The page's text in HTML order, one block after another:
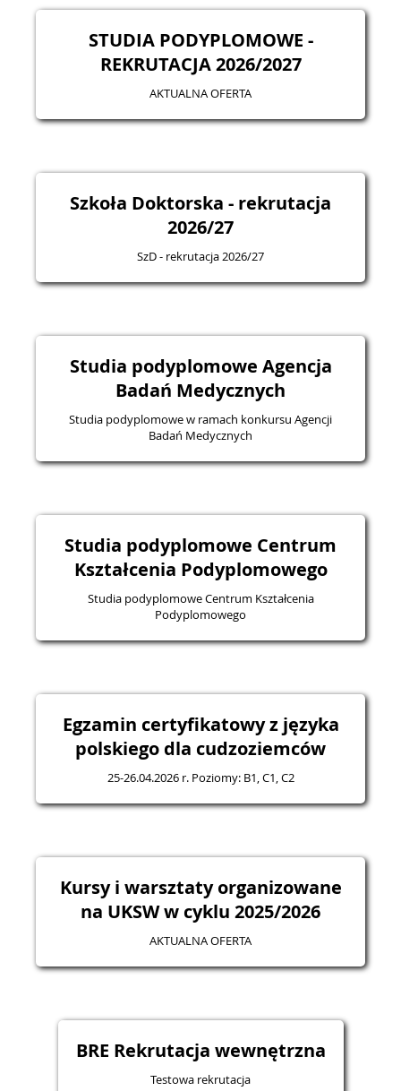
STUDIA PODYPLOMOWE -
REKRUTACJA 2026/2027
AKTUALNA OFERTA
Szkoła Doktorska - rekrutacja
2026/27
SzD - rekrutacja 2026/27
Studia podyplomowe Agencja
Badań Medycznych
Studia podyplomowe w ramach konkursu Agencji
Badań Medycznych
Studia podyplomowe Centrum
Kształcenia Podyplomowego
Studia podyplomowe Centrum Kształcenia
Podyplomowego
Egzamin certyfikatowy z języka
polskiego dla cudzoziemców
25-26.04.2026 r. Poziomy: B1, C1, C2
Kursy i warsztaty organizowane
na UKSW w cyklu 2025/2026
AKTUALNA OFERTA
BRE Rekrutacja wewnętrzna
Testowa rekrutacja